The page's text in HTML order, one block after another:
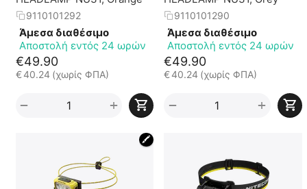
9110101292
Άμεσα διαθέσιμο
Αποστολή εντός 24 ωρών
€49.90
€40.24 (χωρίς ΦΠΑ)
+
−
9110101290
Άμεσα διαθέσιμο
Αποστολή εντός 24 ωρών
€49.90
€40.24 (χωρίς ΦΠΑ)
+
−
🖍